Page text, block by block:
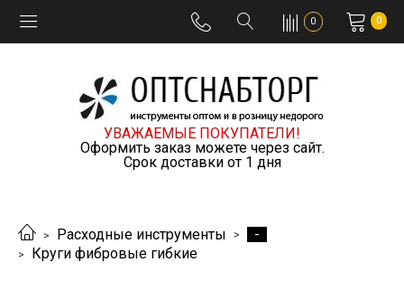
0 0
УВАЖАЕМЫЕ ПОКУПАТЕЛИ!
Оформить заказ можете через сайт.
Срок доставки от 1 дня
Расходные инструменты
-
Круги фибровые гибкие